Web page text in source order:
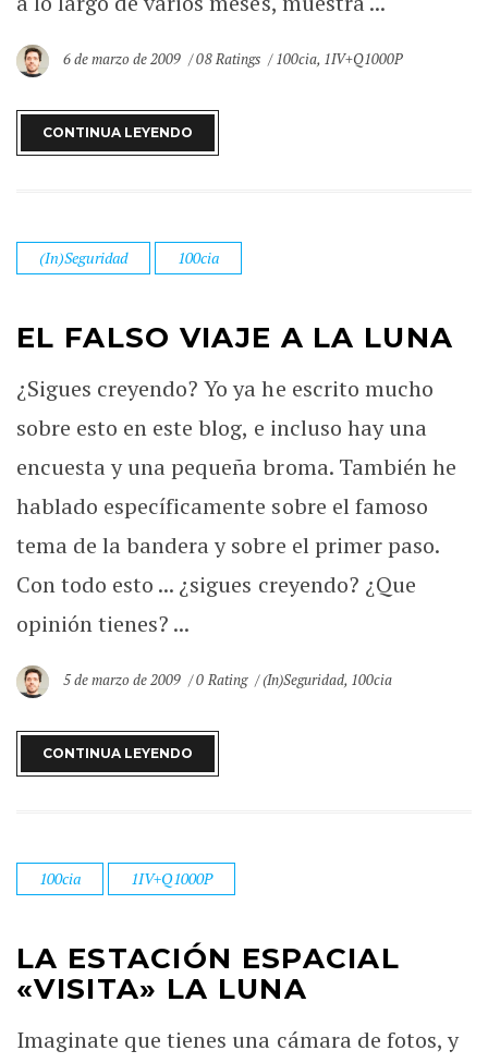
6 de marzo de 2009 08 Ratings 100cia, 1IV+Q1000P
CONTINUA LEYENDO
(In)Seguridad 100cia
EL FALSO VIAJE A LA LUNA
¿Sigues creyendo? Yo ya he escrito mucho
sobre esto en este blog, e incluso hay una
encuesta y una pequeña broma. También he
hablado específicamente sobre el famoso
tema de la bandera y sobre el primer paso.
Con todo esto ... ¿sigues creyendo? ¿Que
opinión tienes? ...
5 de marzo de 2009 0 Rating (In)Seguridad, 100cia
CONTINUA LEYENDO
100cia 1IV+Q1000P
LA ESTACIÓN ESPACIAL
«VISITA» LA LUNA
Imaginate que tienes una cámara de fotos, y